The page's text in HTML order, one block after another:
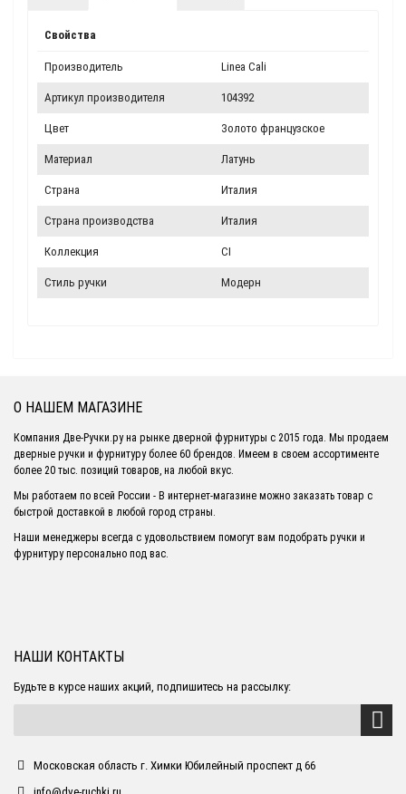
Свойства
Производитель Linea Cali
Артикул производителя 104392
Цвет Золото французское
Материал Латунь
Страна Италия
Страна производства Италия
Коллекция CI
Стиль ручки Модерн
О НАШЕМ МАГАЗИНЕ
Компания Две-Ручки.ру на рынке дверной фурнитуры с 2015 года. Мы продаем
дверные ручки и фурнитуру более 60 брендов. Имеем в своем ассортименте
более 20 тыс. позиций товаров, на любой вкус.
Мы работаем по всей России - В интернет-магазине можно заказать товар с
быстрой доставкой в любой город страны.
Наши менеджеры всегда с удовольствием помогут вам подобрать ручки и
фурнитуру персонально под вас.
НАШИ КОНТАКТЫ
Будьте в курсе наших акций, подпишитесь на рассылку:
Московская область г. Химки Юбилейный проспект д 66